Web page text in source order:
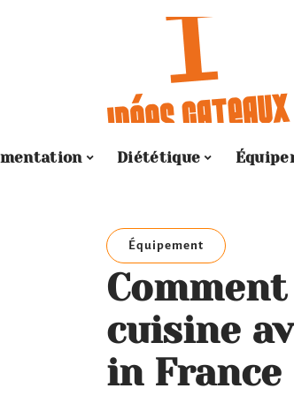
Diététique
Équipement
cuisine
in France